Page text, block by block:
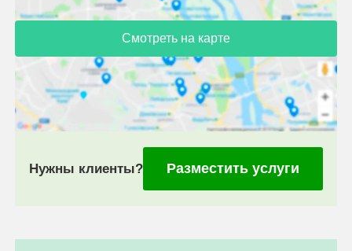
Смотреть на карте
Нужны клиенты? Разместить услуги